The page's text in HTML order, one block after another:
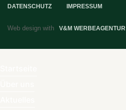
DATENSCHUTZ IMPRESSUM
Web design with V&M WERBEAGENTUR